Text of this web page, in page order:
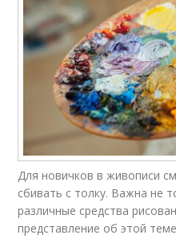
Для новичков в живописи
сбивать с толку. Важна не
различные средства
представление об этой